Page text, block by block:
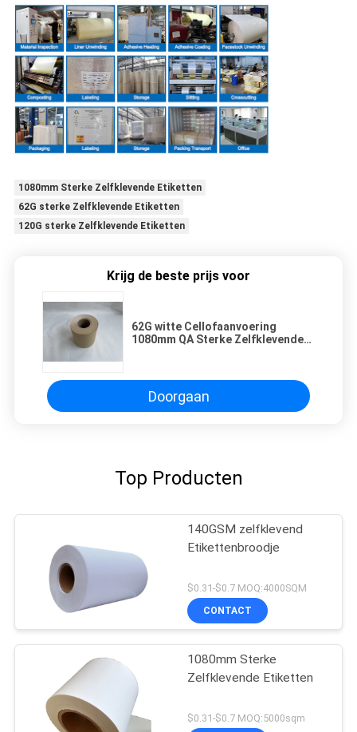
1080mm Sterke Zelfklevende Etiketten
62G sterke Zelfklevende Etiketten
120G sterke Zelfklevende Etiketten
Krijg de beste prijs voor
62G witte Cellofaanvoering
1080mm QA Sterke Zelfklevende
Doorgaan
Top Producten
140GSM zelfklevend
Etikettenbroodje
$0.31-$0.7 MOQ:4000SQM
CONTACT
1080mm Sterke
Zelfklevende Etiketten
$0.31-$0.7 MOQ:5000sqm